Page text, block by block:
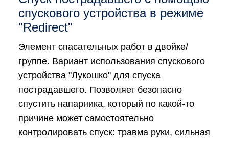
спускового устройства в режиме
"Redirect"
Элемент спасательных работ в двойке/
группе. Вариант использования спускового
устройства "Лукошко" для спуска
пострадавшего. Позволяет безопасно
спустить напарника, который по какой-то
причине может самостоятельно
контролировать спуск: травма руки, сильная